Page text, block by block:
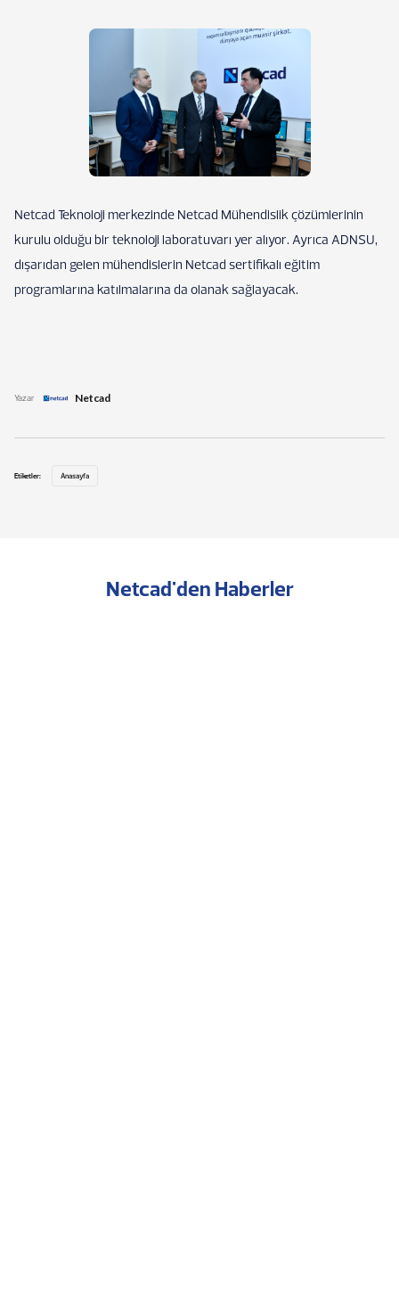
Netcad Teknoloji merkezinde Netcad Mühendislik çözümlerinin
kurulu olduğu bir teknoloji laboratuvarı yer alıyor. Ayrıca ADNSU,
dışarıdan gelen mühendislerin Netcad sertifikalı eğitim
programlarına katılmalarına da olanak sağlayacak.
Yazar Netcad
Etiketler: Anasayfa
Netcad'den Haberler